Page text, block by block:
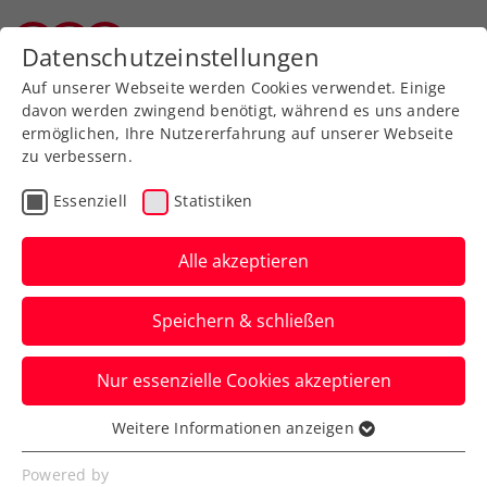
Zurück zur Newsübersicht
Bundesliga
IMMOunited Bundesliga:
WAC löst nach
Herzschlagfinale letztes
Final-Four-Ticket
Die Wiener folgen ATV RE team future
Irdning, UTC Sparkasse Radstadt und
Union Stein&Co Mauthausen zum
Datenschutzeinstellungen
Auf unserer Webseite werden Cookies verwendet. Einige
davon werden zwingend benötigt, während es uns andere
ermöglichen, Ihre Nutzererfahrung auf unserer Webseite
zu verbessern.
Essenziell Statistiken
Alle akzeptieren
Speichern & schließen
Nur essenzielle Cookies akzeptieren
Essenziell
Essenzielle Cookies werden für grundlegende
Weitere Informationen anzeigen
Powered by